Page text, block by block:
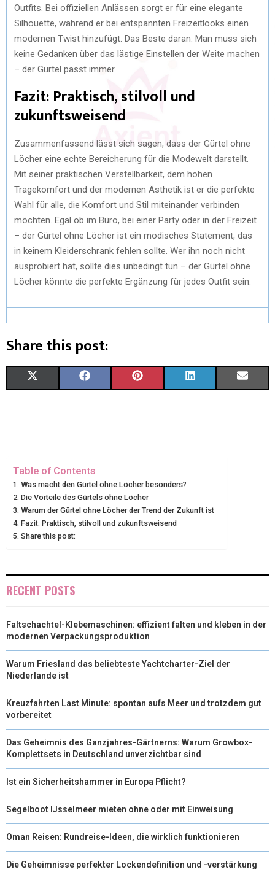
Outfits. Bei offiziellen Anlässen sorgt er für eine elegante
Silhouette, während er bei entspannten Freizeitlooks einen
modernen Twist hinzufügt. Das Beste daran: Man muss sich
keine Gedanken über das lästige Einstellen der Weite machen
– der Gürtel passt immer.
Fazit: Praktisch, stilvoll und
zukunftsweisend
Zusammenfassend lässt sich sagen, dass der Gürtel ohne
Löcher eine echte Bereicherung für die Modewelt darstellt.
Mit seiner praktischen Verstellbarkeit, dem hohen
Tragekomfort und der modernen Ästhetik ist er die perfekte
Wahl für alle, die Komfort und Stil miteinander verbinden
möchten. Egal ob im Büro, bei einer Party oder in der Freizeit
– der Gürtel ohne Löcher ist ein modisches Statement, das
in keinem Kleiderschrank fehlen sollte. Wer ihn noch nicht
ausprobiert hat, sollte dies unbedingt tun – der Gürtel ohne
Löcher könnte die perfekte Ergänzung für jedes Outfit sein.
Share this post:
W
T
T
E
)
E
O
O
T
R
E
K
I
I
Table of Contents
Was macht den Gürtel ohne Löcher besonders?
Die Vorteile des Gürtels ohne Löcher
Warum der Gürtel ohne Löcher der Trend der Zukunft ist
Fazit: Praktisch, stilvoll und zukunftsweisend
Share this post:
RECENT POSTS
Faltschachtel-Klebemaschinen: effizient falten und kleben in der
modernen Verpackungsproduktion
Warum Friesland das beliebteste Yachtcharter-Ziel der
Niederlande ist
Kreuzfahrten Last Minute: spontan aufs Meer und trotzdem gut
vorbereitet
Das Geheimnis des Ganzjahres-Gärtnerns: Warum Growbox-
Komplettsets in Deutschland unverzichtbar sind
Ist ein Sicherheitshammer in Europa Pflicht?
Segelboot IJsselmeer mieten ohne oder mit Einweisung
Oman Reisen: Rundreise-Ideen, die wirklich funktionieren
Die Geheimnisse perfekter Lockendefinition und -verstärkung